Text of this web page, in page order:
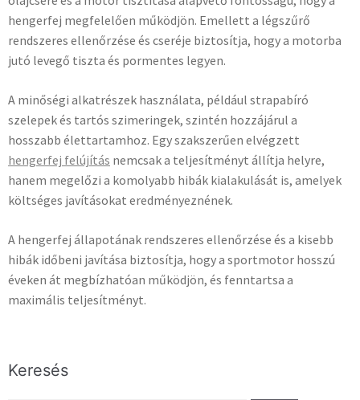
hengerfej megfelelően működjön. Emellett a légszűrő
rendszeres ellenőrzése és cseréje biztosítja, hogy a motorba
jutó levegő tiszta és pormentes legyen.
A minőségi alkatrészek használata, például strapabíró
szelepek és tartós szimeringek, szintén hozzájárul a
hosszabb élettartamhoz. Egy szakszerűen elvégzett
hengerfej felújítás nemcsak a teljesítményt állítja helyre,
hanem megelőzi a komolyabb hibák kialakulását is, amelyek
költséges javításokat eredményeznének.
A hengerfej állapotának rendszeres ellenőrzése és a kisebb
hibák időbeni javítása biztosítja, hogy a sportmotor hosszú
éveken át megbízhatóan működjön, és fenntartsa a
maximális teljesítményt.
Keresés